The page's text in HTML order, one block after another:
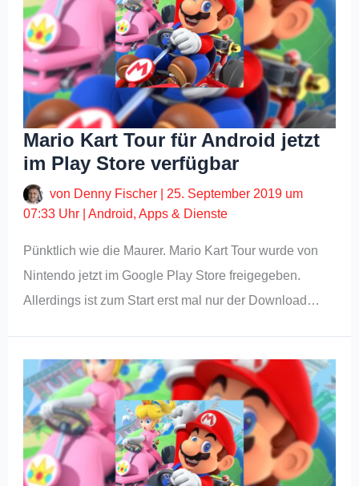
Mario Kart Tour für Android jetzt
im Play Store verfügbar
von Denny Fischer
25. September 2019 um
07:33 Uhr |Android,Apps & Dienste
Pünktlich wie die Maurer. Mario Kart Tour wurde von
Nintendo jetzt im Google Play Store freigegeben.
Allerdings ist zum Start erst mal nur der Download…